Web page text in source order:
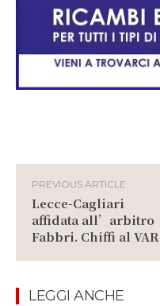
PREVIOUS ARTICLE
Lecce-Cagliari
affidata all’arbitro
Fabbri. Chiffi al VAR
LEGGI ANCHE